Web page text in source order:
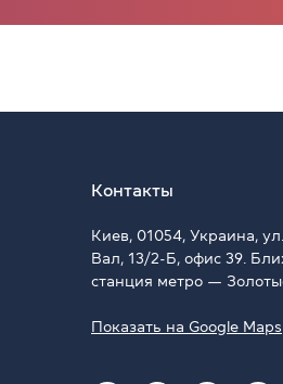
Контакты
Киев, 01054, Украина,
Вал, 13/2-Б, офис 39.
станция метро —
Показать на Google Maps